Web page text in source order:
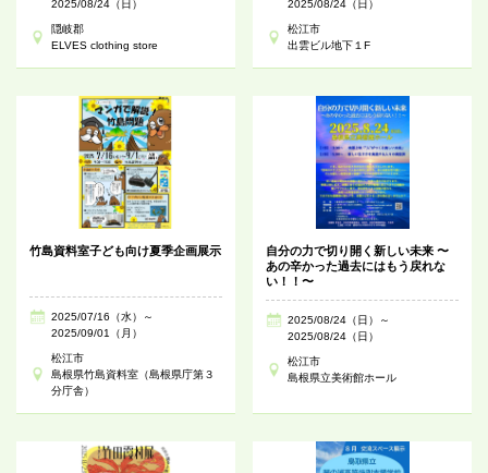
2025/08/24（日）
隠岐郡
ELVES clothing store
2025/08/24（日）
松江市
出雲ビル地下１F
竹島資料室子ども向け夏季企画展示
2025/07/16（水）～
2025/09/01（月）
松江市
島根県竹島資料室（島根県庁第３
分庁舎）
自分の力で切り開く新しい未来 〜
あの辛かった過去にはもう戻れな
い！！〜
2025/08/24（日）～
2025/08/24（日）
松江市
島根県立美術館ホール